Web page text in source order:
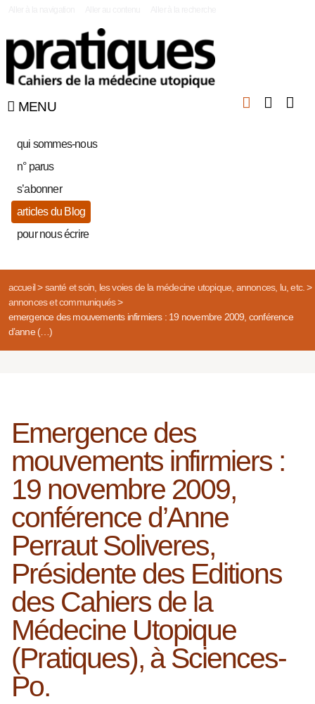
MENU
qui sommes-nous
n° parus
s’abonner
articles du Blog
pour nous écrire
accueil> santé et soin, les voies de la médecine utopique, annonces, lu, etc.>
annonces et communiqués>
emergence des mouvements infirmiers : 19 novembre 2009, conférence
d’anne (…)
Emergence des
mouvements infirmiers :
19 novembre 2009,
conférence d’Anne
Perraut Soliveres,
Présidente des Editions
des Cahiers de la
Médecine Utopique
(Pratiques), à Sciences-
Po.